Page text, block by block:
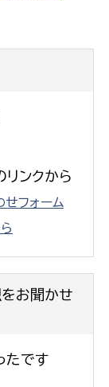
ンクから
フォーム
をお聞かせ
たです